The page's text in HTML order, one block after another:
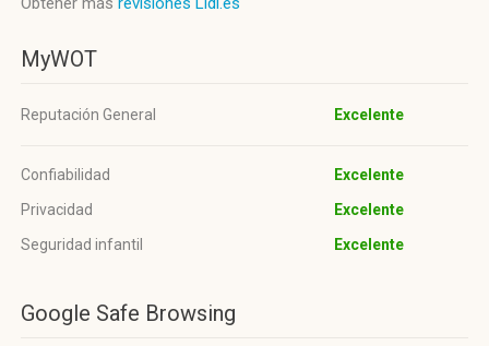
MyWOT
Reputación General Excelente
Confiabilidad
Excelente
Privacidad
Excelente
Seguridad infantil
Excelente
Google Safe Browsing